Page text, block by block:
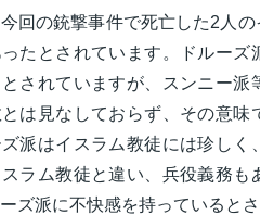
回の銃撃事件で死亡した2人
たとされています。ドルーズ
されていますが、スンニー
は見なしておらず、その意味
派はイスラム教徒には珍し
スラム教徒と違い、兵役義務
ズ派に不快感を持っているとさ